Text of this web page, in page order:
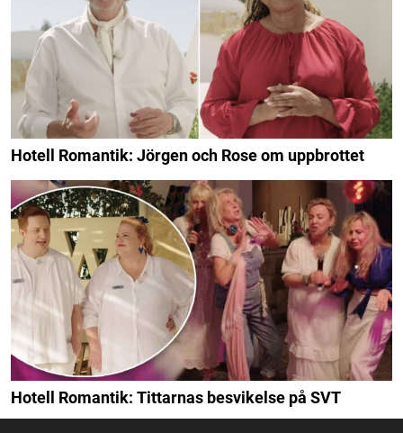
Hotell Romantik: Jörgen och Rose om uppbrottet
Hotell Romantik: Tittarnas besvikelse på SVT